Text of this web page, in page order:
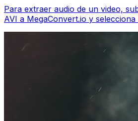
Para extraer audio de un video,
AVI a MegaConvert.io y